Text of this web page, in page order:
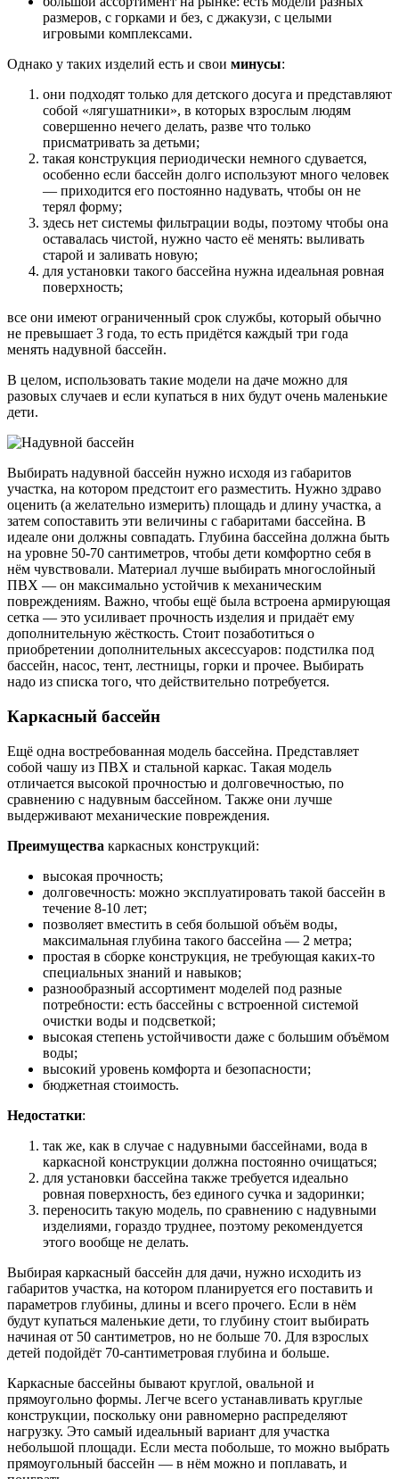
размеров, с горками и без, с джакузи, с целыми
игровыми комплексами.
Однако у таких изделий есть и свои минусы:
они подходят только для детского досуга и представляют
собой «лягушатники», в которых взрослым людям
совершенно нечего делать, разве что только
присматривать за детьми;
такая конструкция периодически немного сдувается,
особенно если бассейн долго используют много человек
— приходится его постоянно надувать, чтобы он не
терял форму;
здесь нет системы фильтрации воды, поэтому чтобы она
оставалась чистой, нужно часто её менять: выливать
старой и заливать новую;
для установки такого бассейна нужна идеальная ровная
поверхность;
все они имеют ограниченный срок службы, который обычно
не превышает 3 года, то есть придётся каждый три года
менять надувной бассейн.
В целом, использовать такие модели на даче можно для
разовых случаев и если купаться в них будут очень маленькие
дети.
Выбирать надувной бассейн нужно исходя из габаритов
участка, на котором предстоит его разместить. Нужно здраво
оценить (а желательно измерить) площадь и длину участка, а
затем сопоставить эти величины с габаритами бассейна. В
идеале они должны совпадать. Глубина бассейна должна быть
на уровне 50-70 сантиметров, чтобы дети комфортно себя в
нём чувствовали. Материал лучше выбирать многослойный
ПВХ — он максимально устойчив к механическим
повреждениям. Важно, чтобы ещё была встроена армирующая
сетка — это усиливает прочность изделия и придаёт ему
дополнительную жёсткость. Стоит позаботиться о
приобретении дополнительных аксессуаров: подстилка под
бассейн, насос, тент, лестницы, горки и прочее. Выбирать
надо из списка того, что действительно потребуется.
Каркасный бассейн
Ещё одна востребованная модель бассейна. Представляет
собой чашу из ПВХ и стальной каркас. Такая модель
отличается высокой прочностью и долговечностью, по
сравнению с надувным бассейном. Также они лучше
выдерживают механические повреждения.
Преимущества каркасных конструкций:
высокая прочность;
долговечность: можно эксплуатировать такой бассейн в
течение 8-10 лет;
позволяет вместить в себя большой объём воды,
максимальная глубина такого бассейна — 2 метра;
простая в сборке конструкция, не требующая каких-то
специальных знаний и навыков;
разнообразный ассортимент моделей под разные
потребности: есть бассейны с встроенной системой
очистки воды и подсветкой;
высокая степень устойчивости даже с большим объёмом
воды;
высокий уровень комфорта и безопасности;
бюджетная стоимость.
Недостатки:
так же, как в случае с надувными бассейнами, вода в
каркасной конструкции должна постоянно очищаться;
для установки бассейна также требуется идеально
ровная поверхность, без единого сучка и задоринки;
переносить такую модель, по сравнению с надувными
изделиями, гораздо труднее, поэтому рекомендуется
этого вообще не делать.
Выбирая каркасный бассейн для дачи, нужно исходить из
габаритов участка, на котором планируется его поставить и
параметров глубины, длины и всего прочего. Если в нём
будут купаться маленькие дети, то глубину стоит выбирать
начиная от 50 сантиметров, но не больше 70. Для взрослых
детей подойдёт 70-сантиметровая глубина и больше.
Каркасные бассейны бывают круглой, овальной и
прямоугольно формы. Легче всего устанавливать круглые
конструкции, поскольку они равномерно распределяют
нагрузку. Это самый идеальный вариант для участка
небольшой площади. Если места побольше, то можно выбрать
прямоугольный бассейн — в нём можно и поплавать, и